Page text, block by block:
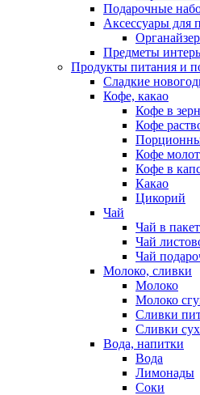
Подарочные
Аксессуары для
Предметы
Продукты питания и
Сладкие
Кофе, какао
Кофе в
Кофе
Кофе
Кофе в
Какао
Цикорий
Чай
Чай в
Чай
Чай
Молоко, сливки
Молоко
Молоко
Сливки
Сливки
Вода, напитки
Вода
Лимонады
Соки